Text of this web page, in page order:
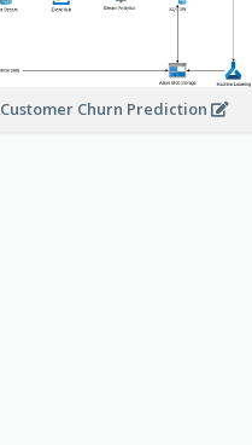
Customer Churn Prediction